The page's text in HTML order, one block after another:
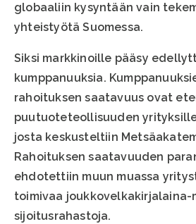
globaaliin kysyntään vain
yhteistyötä Suomessa.
Siksi markkinoille pääsy
kumppanuuksia.
rahoituksen saatavuus ovat
puutuoteteollisuuden
josta keskusteltiin
Rahoituksen saatavuuden
ehdotettiin muun muassa
toimivaa joukkovelkakirjalaina-
sijoitusrahastoja.